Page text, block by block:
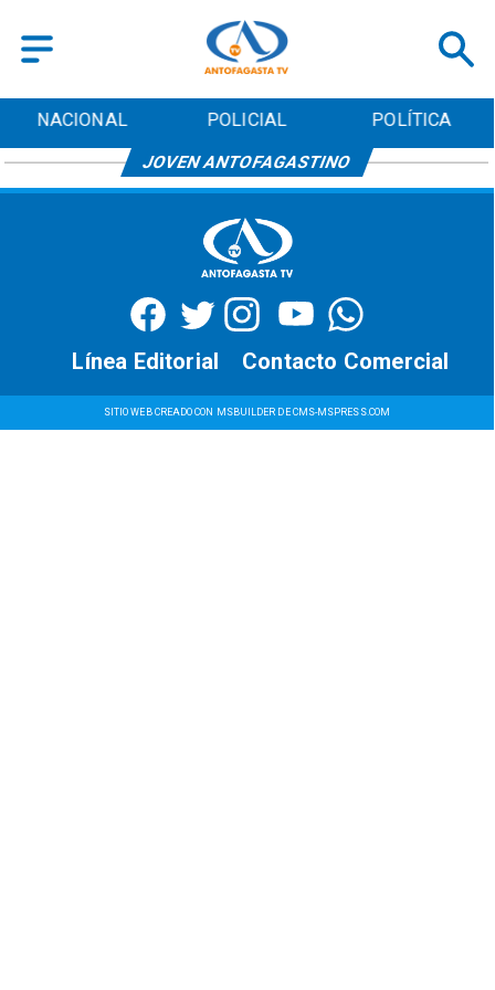
NACIONAL POLICIAL POLÍTICA
JOVEN ANTOFAGASTINO
SITIO WEB CREADO CON MSBUILDER DE CMS-MSPRESS.COM
Contacto Comercial
Línea Editorial